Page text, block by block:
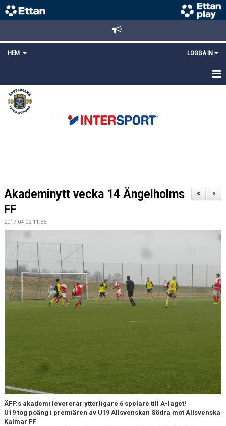
HEM LOGGA IN
STARTSIDA
NYHETER
LÄNKAR
MEDLEMS OCH TRÄNINGSAVGIFTER
>
<
Akademinytt vecka 14 Ängelholms
FF
2017-04-02 11:35
ÄFF:s akademi levererar ytterligare 6 spelare till A-laget!
U19 tog poäng i premiären av U19 Allsvenskan Södra mot Allsvenska
Kalmar FF